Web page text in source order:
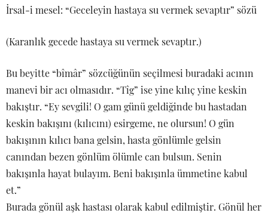
İrsal-i mesel: “Geceleyin hastaya su vermek sevaptır” sözü
(Karanlık gecede hastaya su vermek sevaptır.)
Bu beyitte “bîmâr” sözcüğünün seçilmesi buradaki acının
manevi bir acı olmasıdır. “Tîg” ise yine kılıç yine keskin
bakıştır. “Ey sevgili! O gam günü geldiğinde bu hastadan
keskin bakışını (kılıcını) esirgeme, ne olursun! O gün
bakışının kılıcı bana gelsin, hasta gönlümle gelsin
canından bezen gönlüm ölümle can bulsun. Senin
bakışınla hayat bulayım. Beni bakışınla ümmetine kabul
et.”
Burada gönül aşk hastası olarak kabul edilmiştir. Gönül her